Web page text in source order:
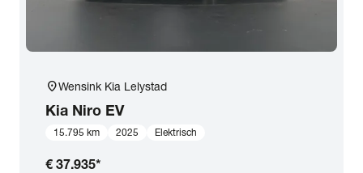
location_onWensink Kia Lelystad
Kia Niro EV
15.795 km 2025 Elektrisch
€ 37.935*